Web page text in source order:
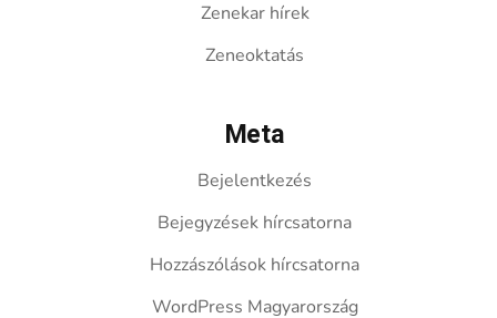
Zenekar hírek
Zeneoktatás
Meta
Bejelentkezés
Bejegyzések hírcsatorna
Hozzászólások hírcsatorna
WordPress Magyarország